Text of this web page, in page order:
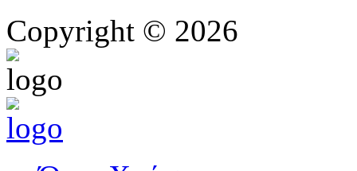
Copyright © 2026